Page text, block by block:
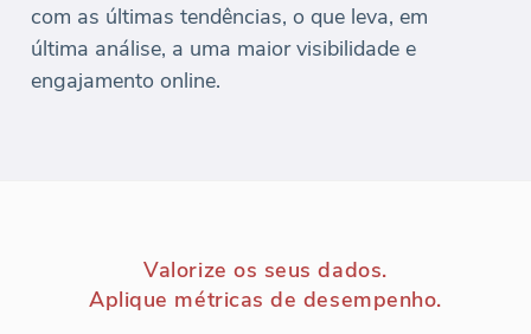
com as últimas tendências, o que leva, em
última análise, a uma maior visibilidade e
engajamento online.
Valorize os seus dados.
Aplique métricas de desempenho.